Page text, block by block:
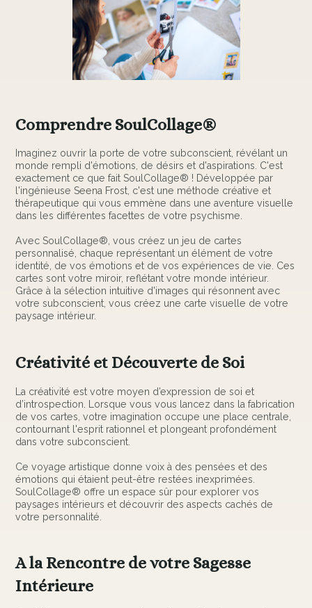
Comprendre SoulCollage®
Imaginez ouvrir la porte de votre subconscient, révélant un
monde rempli d'émotions, de désirs et d'aspirations. C'est
exactement ce que fait SoulCollage® ! Développée par
l'ingénieuse Seena Frost, c'est une méthode créative et
thérapeutique qui vous emmène dans une aventure visuelle
dans les différentes facettes de votre psychisme.
Avec SoulCollage®, vous créez un jeu de cartes
personnalisé, chaque représentant un élément de votre
identité, de vos émotions et de vos expériences de vie. Ces
cartes sont votre miroir, reflétant votre monde intérieur.
Grâce à la sélection intuitive d'images qui résonnent avec
votre subconscient, vous créez une carte visuelle de votre
paysage intérieur.
Créativité et Découverte de Soi
La créativité est votre moyen d’expression de soi et
d’introspection. Lorsque vous vous lancez dans la fabrication
de vos cartes, votre imagination occupe une place centrale,
contournant l'esprit rationnel et plongeant profondément
dans votre subconscient.
Ce voyage artistique donne voix à des pensées et des
émotions qui étaient peut-être restées inexprimées.
SoulCollage® offre un espace sûr pour explorer vos
paysages intérieurs et découvrir des aspects cachés de
votre personnalité.
A la Rencontre de votre Sagesse
Intérieure